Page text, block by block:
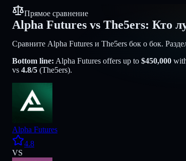
Прямое сравнение
Alpha Futures vs The5ers: Кто
Сравните Alpha Futures и The5ers бок о бок.
Bottom line: Alpha Futures offers up to $450,000
vs 4.8/5 (The5ers).
Alpha Futures
4.8
VS